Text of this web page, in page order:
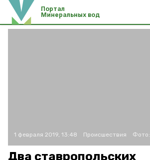
Портал
Минеральных вод
1 февраля 2019, 13:48 Происшествия Фото:
Два ставропольских